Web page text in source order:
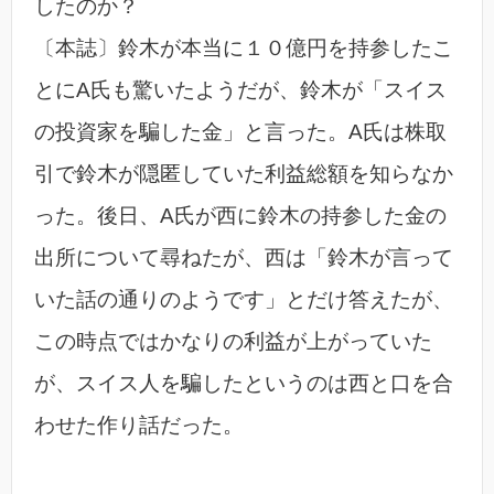
したのか？
〔本誌〕鈴木が本当に１０億円を持参したこ
とにA氏も驚いたようだが、鈴木が「スイス
の投資家を騙した金」と言った。A氏は株取
引で鈴木が隠匿していた利益総額を知らなか
った。後日、A氏が西に鈴木の持参した金の
出所について尋ねたが、西は「鈴木が言って
いた話の通りのようです」とだけ答えたが、
この時点ではかなりの利益が上がっていた
が、スイス人を騙したというのは西と口を合
わせた作り話だった。